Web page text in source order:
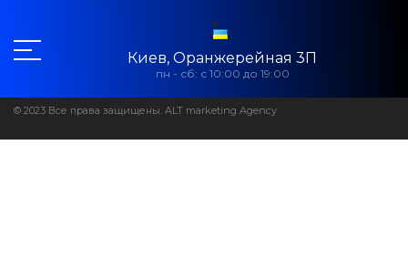
Киев, Оранжерейная 3П
пн - сб: с 10:00 до 19:00
© 2023 Все права защищены. ALT marketing Agency